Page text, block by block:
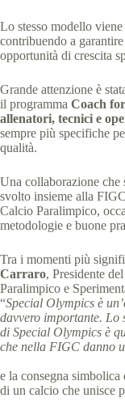
Lo stesso modello
contribuendo a
opportunità di crescita
Grande attenzione è
il programma Coach
allenatori, tecnici e
sempre più specifiche
qualità.
Una collaborazione che
svolto insieme alla
Calcio Paralimpico,
metodologie e buone
Tra i momenti più
Carraro, Presidente
Paralimpico e
“Special Olympics è
davvero importante. Lo
di Special Olympics è
che nella FIGC danno
e la consegna
di un calcio che unisce